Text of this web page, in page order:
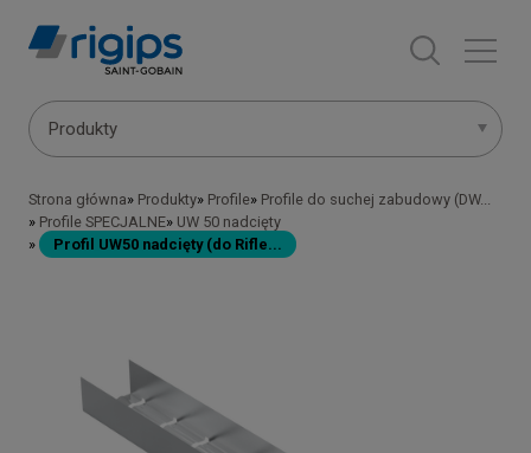
MainProdukty
Ścieżka
nawigacyjna
Strona główna Produkty Profile
Profile do suchej zabudowy (DW...
Profile SPECJALNE
UW 50 nadcięty
Profil UW50 nadcięty (do Rifle...